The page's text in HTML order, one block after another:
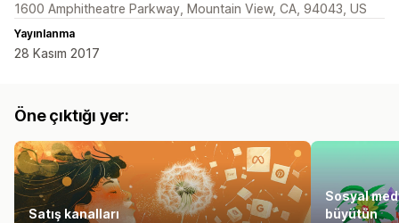
1600 Amphitheatre Parkway, Mountain View, CA, 94043, US
Yayınlanma
28 Kasım 2017
Öne çıktığı yer:
Satış kanalları
Sosyal
büyütün